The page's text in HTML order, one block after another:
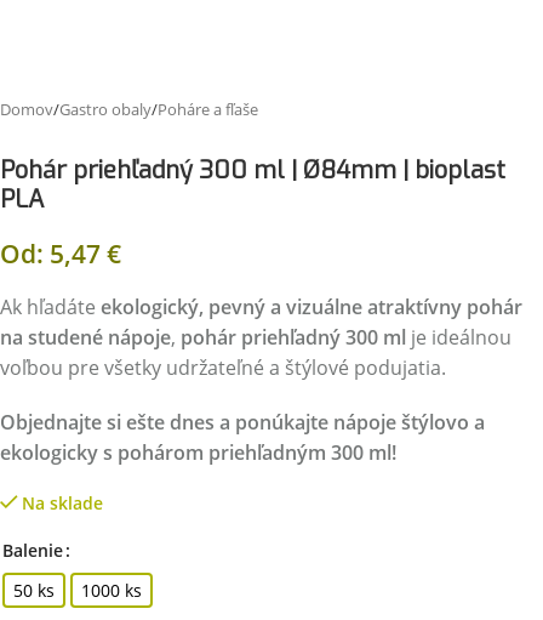
Domov/Gastro obaly/Poháre a fľaše
Pohár priehľadný 300 ml | Ø84mm | bioplast
PLA
Od: 5,47€
Ak hľadáte ekologický, pevný a vizuálne atraktívny pohár
na studené nápoje, pohár priehľadný 300 ml je ideálnou
voľbou pre všetky udržateľné a štýlové podujatia.
Objednajte si ešte dnes a ponúkajte nápoje štýlovo a
ekologicky s pohárom priehľadným 300 ml!
Na sklade
Balenie
50 ks
1000 ks